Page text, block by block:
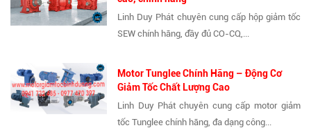
Linh Duy Phát chuyên cung cấp hộp giảm tốc
SEW chính hãng, đầy đủ CO-CQ,...
Motor Tunglee Chính Hãng – Động Cơ
Giảm Tốc Chất Lượng Cao
Linh Duy Phát chuyên cung cấp motor giảm
tốc Tunglee chính hãng, đa dạng công...